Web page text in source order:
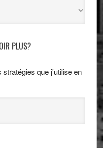
PLUS?
que j'utilise en